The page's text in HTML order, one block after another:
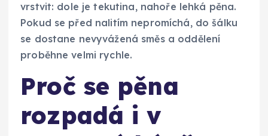
vrstvit: dole je tekutina, nahoře lehká pěna.
Pokud se před nalitím nepromíchá, do šálku
se dostane nevyvážená směs a oddělení
proběhne velmi rychle.
Proč se pěna
rozpadá i v